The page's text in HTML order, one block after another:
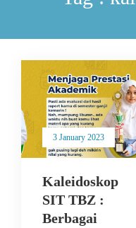
3 January 2023
Kaleidoskop
SIT TBZ :
Berbagai